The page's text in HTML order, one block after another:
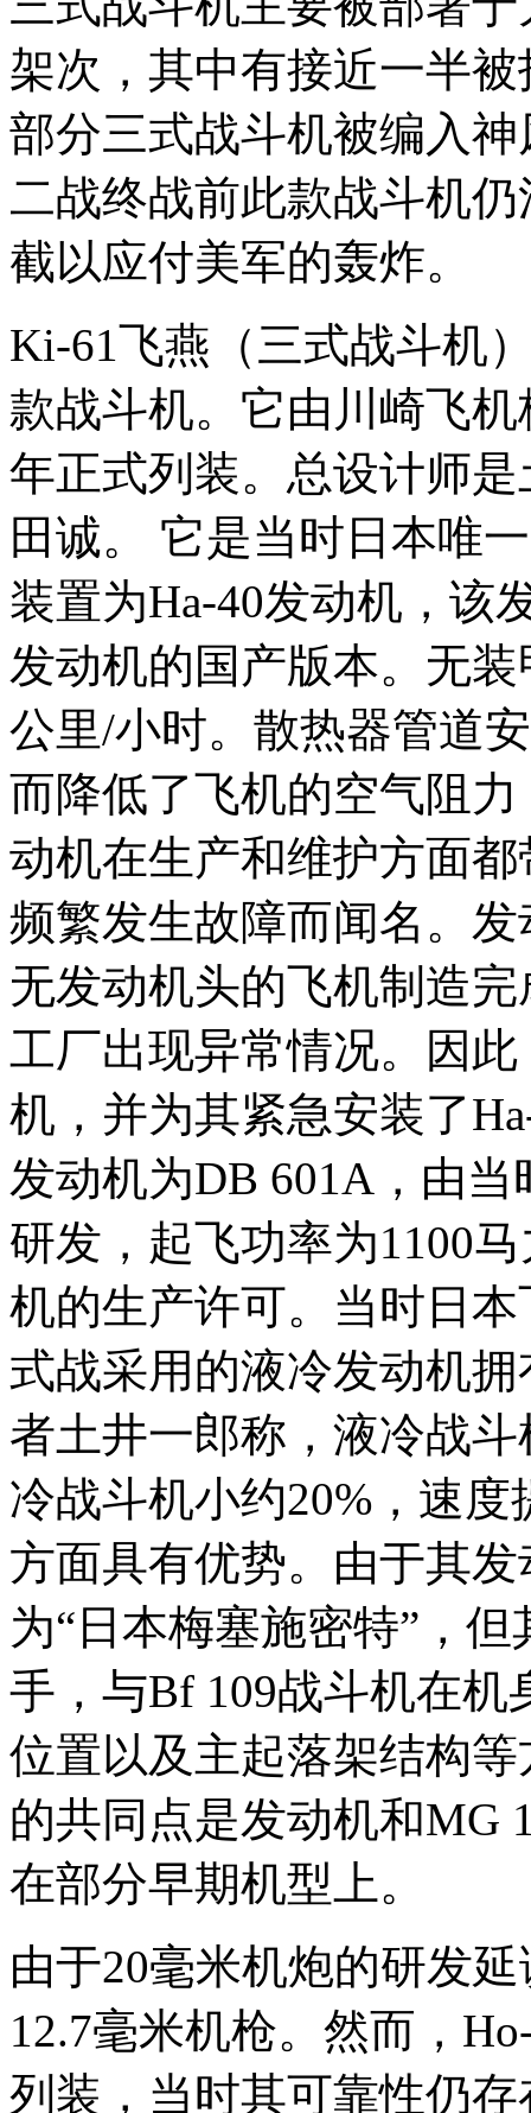
架次，其中有接近一半
部分三式战斗机被编入
二战终战前此款战斗机
截以应付美军的轰炸。
Ki-61飞燕（三式战斗机
款战斗机。它由川崎飞
年正式列装。总设计师
田诚。 它是当时日本唯
装置为Ha-40发动机，该
发动机的国产版本。无
公里/小时。散热器管道
而降低了飞机的空气阻
动机在生产和维护方面
频繁发生故障而闻名。
无发动机头的飞机制造
工厂出现异常情况。因
机，并为其紧急安装了
发动机为DB 601A，由
研发，起飞功率为1100
机的生产许可。当时日
式战采用的液冷发动机
者土井一郎称，液冷战
冷战斗机小约20%，速
方面具有优势。由于其
为“日本梅塞施密特”，
手，与Bf 109战斗机在
位置以及主起落架结构
的共同点是发动机和MG
在部分早期机型上。
由于20毫米机炮的研发
12.7毫米机枪。然而，
列装，当时其可靠性仍